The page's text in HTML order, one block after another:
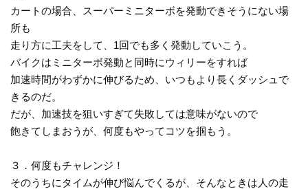
カートの場合、スーパーミニターボを発動できそうにない場
所も
走り方に工夫をして、1回でも多く発動していこう。
バイクはミニターボ発動と同時にウィリーをすれば
加速時間がわずかに伸びるため、いつもより長くダッシュで
きるのだ。
だが、加速技を狙いすぎて失敗しては意味がないので
飽きてしまおうが、何度もやってコツを掴もう。
３．何度もチャレンジ！
そのうちにタイムが伸び悩んでくるが、そんなときは人の走